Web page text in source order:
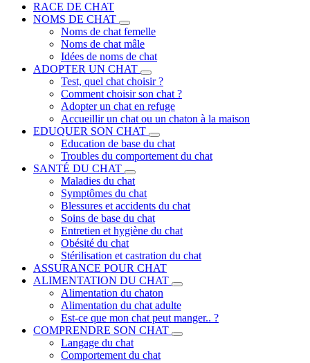
RACE DE CHAT
NOMS DE CHAT
Noms de chat femelle
Noms de chat mâle
Idées de noms de chat
ADOPTER UN CHAT
Test, quel chat choisir ?
Comment choisir son chat ?
Adopter un chat en refuge
Accueillir un chat ou un chaton à la maison
EDUQUER SON CHAT
Education de base du chat
Troubles du comportement du chat
SANTÉ DU CHAT
Maladies du chat
Symptômes du chat
Blessures et accidents du chat
Soins de base du chat
Entretien et hygiène du chat
Obésité du chat
Stérilisation et castration du chat
ASSURANCE POUR CHAT
ALIMENTATION DU CHAT
Alimentation du chaton
Alimentation du chat adulte
Est-ce que mon chat peut manger.. ?
COMPRENDRE SON CHAT
Langage du chat
Comportement du chat